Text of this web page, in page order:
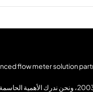
تأسست في عام 2003، ونحن ندرك